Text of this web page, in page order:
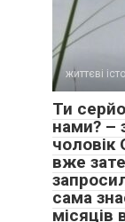
життєві
Ти
нами? –
чоловік
вже
сама
місяців